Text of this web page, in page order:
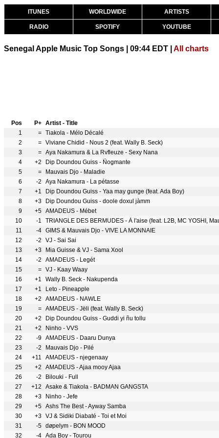
ITUNES WORLDWIDE ARTISTS
RADIO SPOTIFY YOUTUBE
Senegal Apple Music Top Songs | 09:44 EDT | All charts
Pos P+ Artist - Title
1
= Tiakola - Mélo Décalé
2
= Viviane Chidid - Nous 2 (feat. Wally B. Seck)
3
= Aya Nakamura & La Rvfleuze - Sexy Nana
4
+2
Dip Doundou Guiss - Ñogmante
5
=
Mauvais Djo - Maladie
6
-2
Aya Nakamura - La pétasse
7
+1
Dip Doundou Guiss - Yaa may gunge (feat. Ada Boy)
8
+3
Dip Doundou Guiss - doole doxul jàmm
9
+5 AMADEUS - Mébet
10
-1
TRIANGLE DES BERMUDES - À l'aise (feat. L2B, MC YOSHI,
11
-4 GIMS & Mauvais Djo - VIVE LA MONNAIE
12
-2
VJ - Sai Sai
13
+3
Mia Guisse & VJ - Sama Xool
14
-2
AMADEUS - Legét
15
= VJ - Kaay Waay
16
+1
Wally B. Seck - Nakupenda
17
+1
Leto - Pineapple
18
+2
AMADEUS - NAWLE
19
= AMADEUS - Jëli (feat. Wally B. Seck)
20
+2
Dip Doundou Guiss - Guddi yi ñu tollu
21
+2
Ninho - VVS
22
-9 AMADEUS - Daaru Dunya
23
-2
Mauvais Djo - Pilé
24
+11
AMADEUS - njegenaay
25
+2
AMADEUS - Ajaa mooy Ajaa
26
-2
Bilouki - Full
27
+12
Asake & Tiakola - BADMAN GANGSTA
28
+3
Ninho - Jefe
29
+5 Ashs The Best - Ayway Samba
30
+3 VJ & Sidiki Diabaté - Toi et Moi
31
-5 døpelym - BON MOOD
32
-4 Ada Boy - Tourou